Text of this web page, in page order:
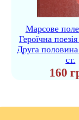
Марсове
Героїчна
Друга
ст.
160